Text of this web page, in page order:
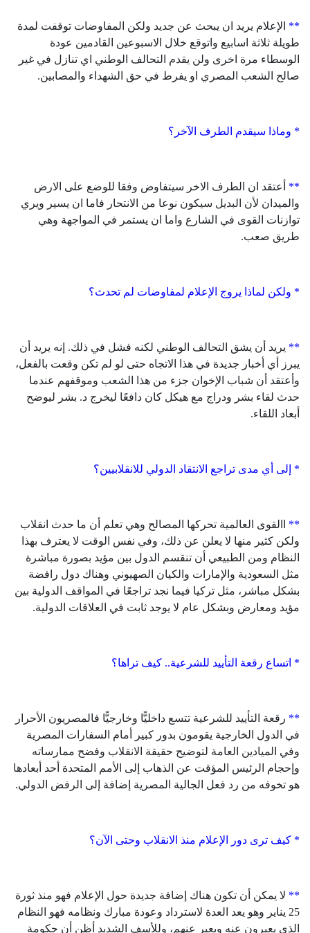
** الإعلام يريد ان يبحث عن جديد ولكن المفاوضات توقفت لمدة
طويلة ثلاثة اسابيع واتوقع خلال الاسبوعين القادمين عودة
الوسطاء مرة اخرى ولن يقدم التحالف الوطني اي تنازل في غير
صالح الشعب المصري او يفرط في حق الشهداء والمصابين.
* وماذا سيقدم الطرف الآخر؟
** أعتقد ان الطرف الاخر سيتفاوض وفقا للوضع على الارض
والميدان لأن البديل سيكون نوعا من الانتحار فاما ان يسير ويري
توازنات القوى في الشارع واما ان يستمر في المواجهة وهي
طريق صعب.
* ولكن لماذا يروج الإعلام لمفاوضات لم تحدث؟
** يريد أن يشق التحالف الوطني لكنه فشل في ذلك. إنه يريد أن
يبرز أي أخبار جديدة في هذا الاتجاه حتى لو لم تكن وقعت بالفعل،
وأعتقد أن شباب الإخوان جزء من هذا الشعب وموقفهم عندما
حدث لقاء بشر ودراج مع هيكل كان دافعًا ليخرج د. بشر ليوضح
أبعاد اللقاء.
* إلى أي مدى تراجع الانتقاد الدولي للانقلابيين؟
** االقوى العالمية تحركها المصالح وهي تعلم أن ما حدث انقلاب
ولكن كثير منها لا يعلن عن ذلك، وفي نفس الوقت لا يعترف بهذا
النظام ومن الطبيعي أن تنقسم الدول بين مؤيد بصورة مباشرة
مثل السعودية والإمارات والكيان الصهيوني وهناك دول رافضة
بشكل مباشر، مثل تركيا فيما نجد تراجعًا في المواقف الدولية بين
مؤيد ومعارض وبشكل عام لا يوجد ثابت في العلاقات الدولية.
* اتساع رقعة التأييد للشرعية.. كيف تراها؟
** رقعة التأييد للشرعية تتسع داخليًّا وخارجيًّا فالمصريون الأحرار
في الدول الخارجية يقومون بدور كبير أمام السفارات المصرية
وفي الميادين العامة لتوضيح حقيقة الانقلاب وفضح ممارساته
وإحجام الرئيس المؤقت عن الذهاب إلى الأمم المتحدة أحد أبعادها
هو تخوفه من رد فعل الجالية المصرية إضافة إلى الرفض الدولي.
* كيف ترى دور الإعلام منذ الانقلاب وحتى الآن؟
** لا يمكن أن تكون هناك إضافة جديدة حول الإعلام فهو منذ ثورة
25 يناير وهو يعد العدة لاسترداد وعودة مبارك ونظامه فهو النظام
الذي يعبرون عنه ويعبر عنهم، وللأسف الشديد أظن أن حكومة